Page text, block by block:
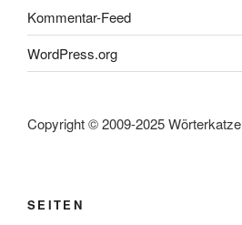
Kommentar-Feed
WordPress.org
Copyright © 2009-2025 Wörterkatze
SEITEN